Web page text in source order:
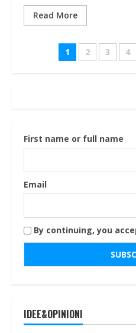
Read More
1 2 3 4
First name or full name
Email
By continuing, you
IDEE&OPINIONI